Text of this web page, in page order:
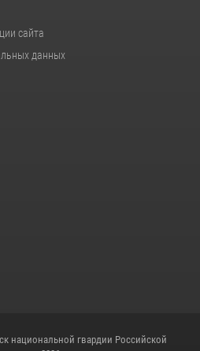
сайта
данных
национальной гвардии Российской